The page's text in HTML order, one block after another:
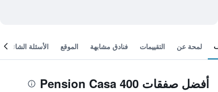
لمحة عن التقييمات فنادق مشابهة الموقع الأسئلة الشائعة
أفضل صفقات Pension Casa 400